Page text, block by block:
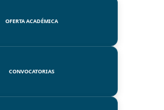
OFERTA ACADÉMICA
CONVOCATORIAS